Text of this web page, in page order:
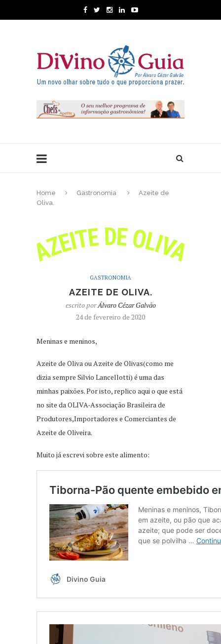
Home Gastronomia
Azeite de
Oliva.
GASTRONOMIA
AZEITE DE OLIVA.
escrito porÁlvaro Cézar Galvão
24 de fevereiro de 2020
Meninas e meninos,
Azeite de Oliva ou Azeite de Olivas(como me
dizia sempre Silvio Lancellotti) é uma das
minhas paixões. Por isto, replico aqui o que está
no site da OLIVA-Associação Brasileira de
Produtores,Importadores e Comerciantes de
Azeite de Oliveira.
Muito já escrevi sobre este alimento: